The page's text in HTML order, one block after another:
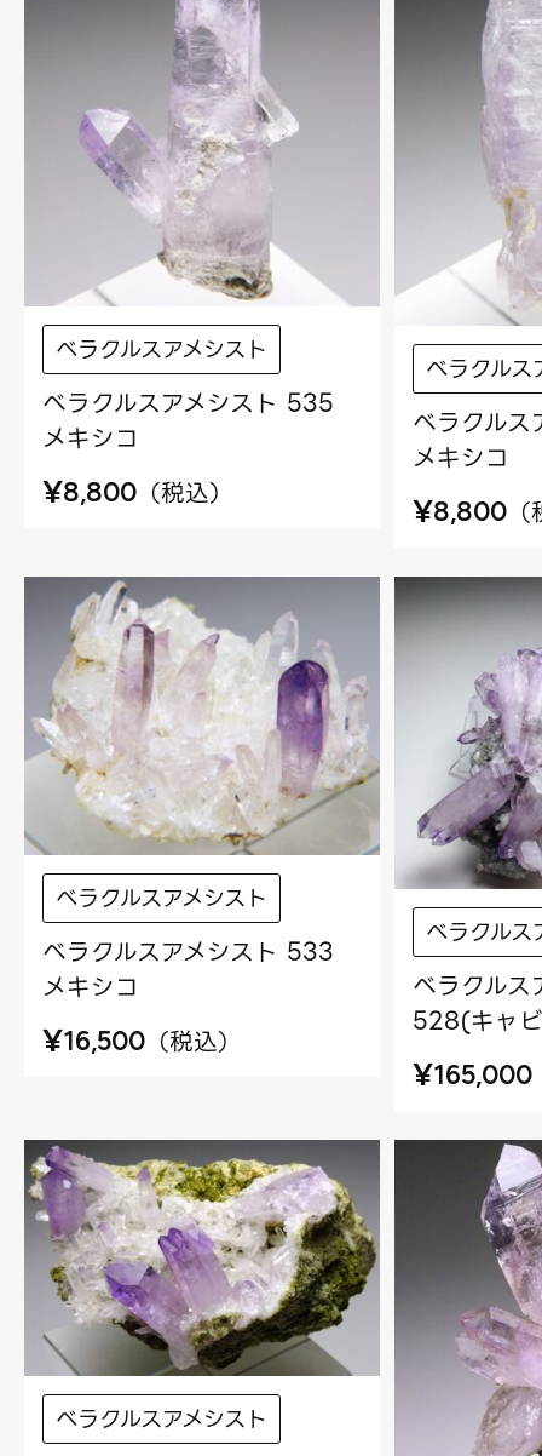
ベラクルスアメシスト
ベラクルスアメシスト 535
メキシコ
¥8,800 （税込）
ベラクルス
ベラクル
メキシコ
¥8,800 （
ベラクルスアメシスト
ベラクルスアメシスト 533
メキシコ
¥16,500 （税込）
ベラクルス
ベラクルス
528(キャ
¥165,000
ベラクルスアメシスト